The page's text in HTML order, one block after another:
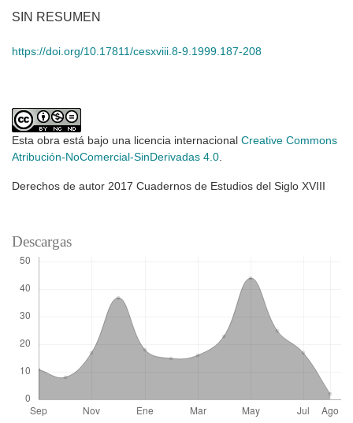
SIN RESUMEN
https://doi.org/10.17811/cesxviii.8-9.1999.187-208
Esta obra está bajo una licencia internacional Creative Commons
Atribución-NoComercial-SinDerivadas 4.0
Derechos de autor 2017 Cuadernos de Estudios del Siglo XVIII
Descargas